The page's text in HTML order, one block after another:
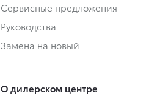
Сервисные предложения
Руководства
Замена на новый
О дилерском центре